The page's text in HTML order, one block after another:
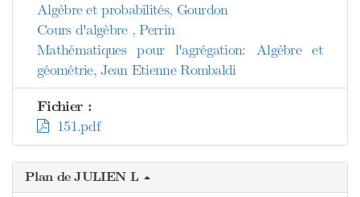
Algèbre et probabilités, Gourdon
Cours d'algèbre , Perrin
Mathématiques pour l'agrégation: Algèbre et
géométrie, Jean Etienne Rombaldi
Fichier :
151.pdf
Plan de JULIEN L